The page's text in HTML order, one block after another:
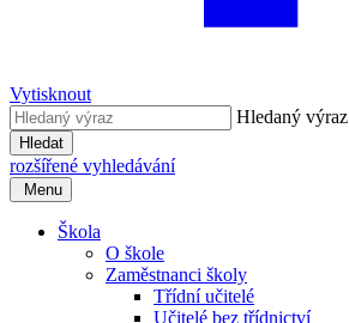
Vytisknout
Hledaný výraz
Hledat
rozšířené vyhledávání
Menu
Škola
O škole
Zaměstnanci školy
Třídní učitelé
Učitelé bez třídnictví